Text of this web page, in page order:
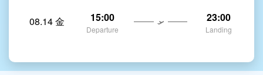
08.14 金 15:00
Departure
23:00
Landing